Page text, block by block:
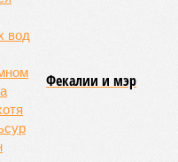
Фекалии и мэр